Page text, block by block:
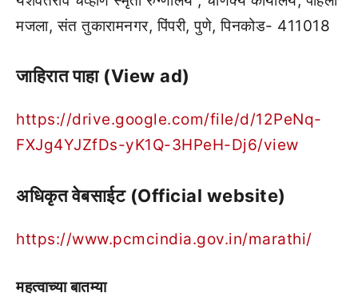
मजला, संत तुकारामनगर, पिंपरी, पुणे, पिनकोड- 411018
जाहिरात पाहा (View ad)
https://drive.google.com/file/d/12PeNq-
FXJg4YJZfDs-yK1Q-3HPeH-Dj6/view
अधिकृत वेबसाईट (Official website)
https://www.pcmcindia.gov.in/marathi/
महत्वाच्या बातम्या